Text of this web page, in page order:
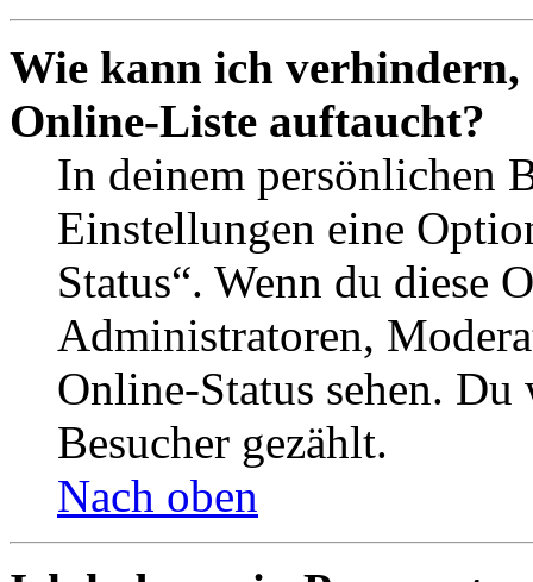
Wie kann ich verhindern,
Online-Liste auftaucht?
In deinem persönlichen
Einstellungen eine
Status“. Wenn du diese
Administratoren,
Online-Status sehen.
Besucher gezählt.
Nach oben